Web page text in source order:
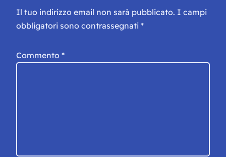
Il tuo indirizzo email non sarà pubblicato. I campi
obbligatori sono contrassegnati *
Commento *